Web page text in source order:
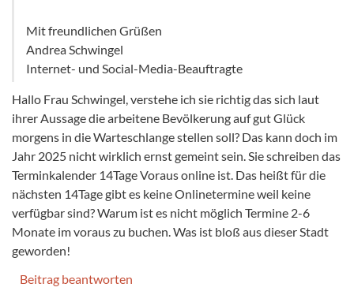
Mit freundlichen Grüßen
Andrea Schwingel
Internet- und Social-Media-Beauftragte
Hallo Frau Schwingel, verstehe ich sie richtig das sich laut
ihrer Aussage die arbeitene Bevölkerung auf gut Glück
morgens in die Warteschlange stellen soll? Das kann doch im
Jahr 2025 nicht wirklich ernst gemeint sein. Sie schreiben das
Terminkalender 14Tage Voraus online ist. Das heißt für die
nächsten 14Tage gibt es keine Onlinetermine weil keine
verfügbar sind? Warum ist es nicht möglich Termine 2-6
Monate im voraus zu buchen. Was ist bloß aus dieser Stadt
geworden!
Beitrag beantworten